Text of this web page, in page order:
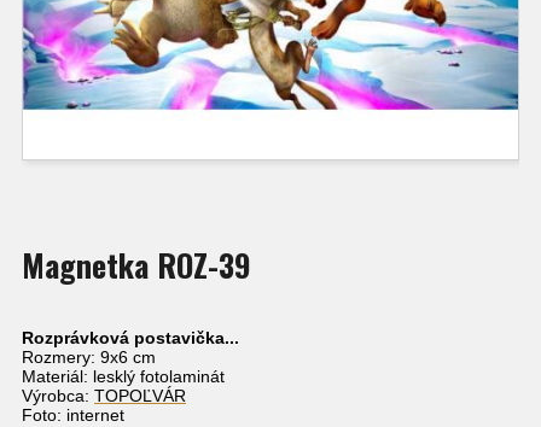
Magnetka ROZ-39
Rozprávková postavička...
Rozmery: 9x6 cm
Materiál: lesklý fotolaminát
Výrobca: TOPOĽVÁR
Foto: internet